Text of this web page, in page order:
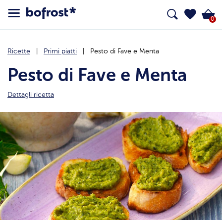
0
Ricette Primi piatti Pesto di Fave e Menta
Pesto di Fave e Menta
Dettagli ricetta